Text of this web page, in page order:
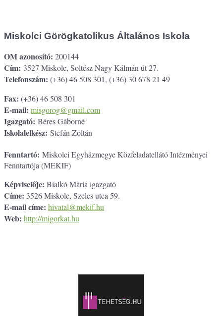
Miskolci Görögkatolikus Általános Iskola
OM azonosító: 200144
Cím: 3527 Miskolc, Soltész Nagy Kálmán út 27.
Telefonszám: (+36) 46 508 301, (+36) 30 678 21 49
Fax: (+36) 46 508 301
E-mail: misgorog@gmail.com
Igazgató: Béres Gáborné
Iskolalelkész: Stefán Zoltán
Fenntartó: Miskolci Egyházmegye Közfeladatellátó Intézményei
Fenntartója (MEKIF)
Képviselője: Bialkó Mária igazgató
Címe: 3526 Miskolc, Szeles utca 59.
E-mail címe: hivatal@mekif.hu
Web: http://migorkat.hu